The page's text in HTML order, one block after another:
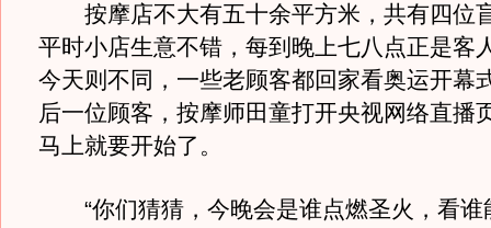
按摩店不大有五十余平方米，共有四位
平时小店生意不错，每到晚上七八点正是客
今天则不同，一些老顾客都回家看奥运开幕
后一位顾客，按摩师田童打开央视网络直播
马上就要开始了。
“你们猜猜，今晚会是谁点燃圣火，看谁